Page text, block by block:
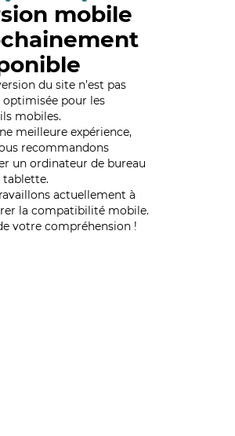
mobile
du site n’est pas
optimisée pour les
mobiles.
meilleure expérience,
recommandons
un ordinateur de bureau
tablette.
actuellement à
la compatibilité mobile.
votre compréhension !